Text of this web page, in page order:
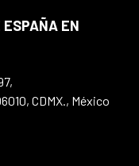
ESPAÑA EN
CDMX., México